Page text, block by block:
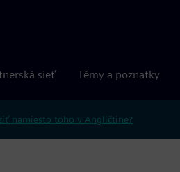
sieť Témy a poznatky
namiesto toho v Angličtine?